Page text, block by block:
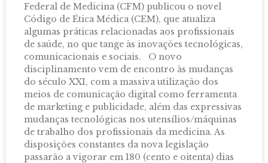
Federal de Medicina (CFM) publicou o novel
Código de Ética Médica (CEM), que atualiza
algumas práticas relacionadas aos profissionais
de saúde, no que tange às inovações tecnológicas,
comunicacionais e sociais. O novo
disciplinamento vem de encontro às mudanças
do século XXI, com a massiva utilização dos
meios de comunicação digital como ferramenta
de marketing e publicidade, além das expressivas
mudanças tecnológicas nos utensílios/máquinas
de trabalho dos profissionais da medicina. As
disposições constantes da nova legislação
passarão a vigorar em 180 (cento e oitenta) dias